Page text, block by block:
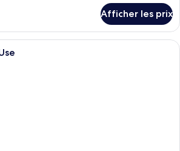
Afficher les prix
Une chambre d’hôtel avec un grand